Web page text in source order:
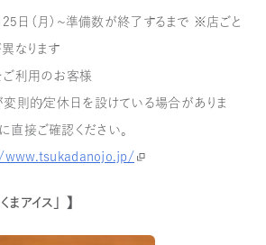
日（月）～準備数が終了するまで ※店ごと
なります
ご利用のお客様
則的／定休日を設けている場合がありま
直接ご確認ください。
まアイス」】